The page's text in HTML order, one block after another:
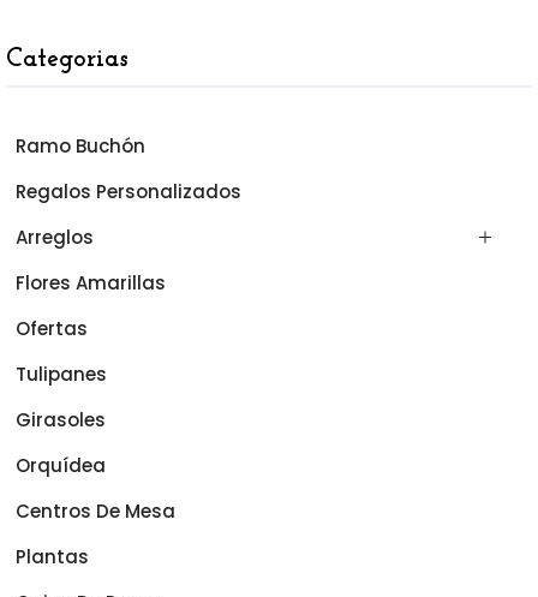
Categorias
Ramo Buchón
Regalos Personalizados
Arreglos
Flores Amarillas
Ofertas
Tulipanes
Girasoles
Orquídea
Centros De Mesa
Plantas